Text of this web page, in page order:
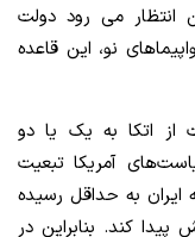
انتظار می رود دولت
نو، این قاعده
از اتکا به یک یا دو
آمریکا تبعیت
ایران به حداقل رسیده
کند. بنابراین در